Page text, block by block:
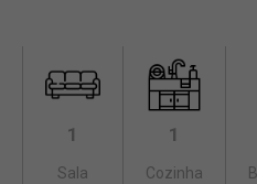
1
Sala
1
Cozinha